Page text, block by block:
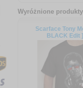
Wyróżnione produkty
Scarface Tony
BLACK Edit